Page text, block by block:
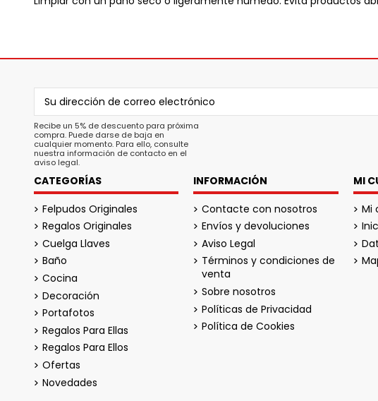
Recibe un 5% de descuento para próxima
compra. Puede darse de baja en
cualquier momento. Para ello, consulte
nuestra información de contacto en el
aviso legal.
CATEGORÍAS
Felpudos Originales
Regalos Originales
Cuelga Llaves
Baño
Cocina
Decoración
Portafotos
Regalos Para Ellas
Regalos Para Ellos
Ofertas
Novedades
INFORMACIÓN
Contacte con nosotros
Envíos y devoluciones
Aviso Legal
Términos y condiciones de
venta
Sobre nosotros
Políticas de Privacidad
Política de Cookies
MI
Mi